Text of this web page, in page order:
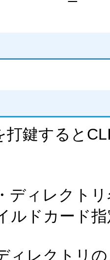
打鍵すると
ディレクト
ルドカード
ィレクトリ